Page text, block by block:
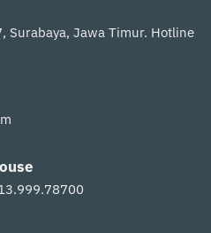
Surabaya, Jawa Timur. Hotline